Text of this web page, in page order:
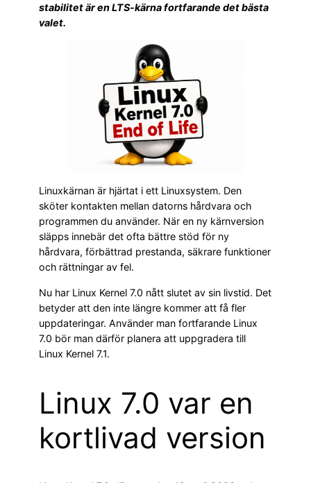
stabilitet är en LTS-kärna fortfarande det bästa
valet.
Linuxkärnan är hjärtat i ett Linuxsystem. Den
sköter kontakten mellan datorns hårdvara och
programmen du använder. När en ny kärnversion
släpps innebär det ofta bättre stöd för ny
hårdvara, förbättrad prestanda, säkrare funktioner
och rättningar av fel.
Nu har Linux Kernel 7.0 nått slutet av sin livstid. Det
betyder att den inte längre kommer att få fler
uppdateringar. Använder man fortfarande Linux
7.0 bör man därför planera att uppgradera till
Linux Kernel 7.1.
Linux 7.0 var en
kortlivad version